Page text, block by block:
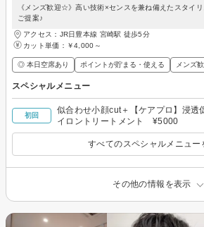
《メンズ歓迎☆》高い技術×センスを兼ね備えたスタイ
ご提案♪
アクセス：JR日豊本線 宮崎駅 徒歩5分
カット単価： ￥4,000～
◎ 本日空席あり ポイントが貯まる・使える メンズ
スペシャルメニュー
初回
似合わせ小顔cut＋【ケアプロ】浸透
イロントリートメント ¥5000
すべてのスペシャルメニュー
その他の情報を表示